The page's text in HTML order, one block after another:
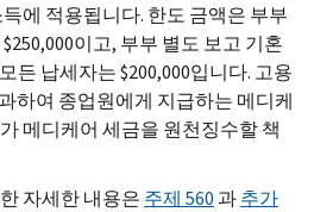
에 적용됩니다. 한도 금액은 부부
이고, 부부 별도 보고 기혼
든 납세자는 $200,000입니다. 고용
하여 종업원에게 지급하는 메디케
메디케어 세금을 원천징수할 책
자세한 내용은 주제 560 과추가